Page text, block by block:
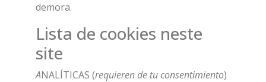
demora.
Lista de cookies neste
site
ANALÍTICAS (requieren de tu consentimiento)